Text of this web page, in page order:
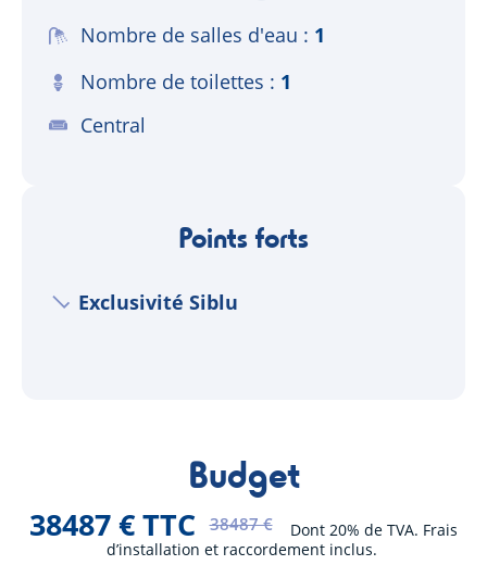
Nombre de salles d'eau
1
Nombre de toilettes
1
Central
Points forts
Exclusivité Siblu
Budget
38487 € TTC 38487 €
Dont 20% de TVA. Frais
d’installation et raccordement inclus.